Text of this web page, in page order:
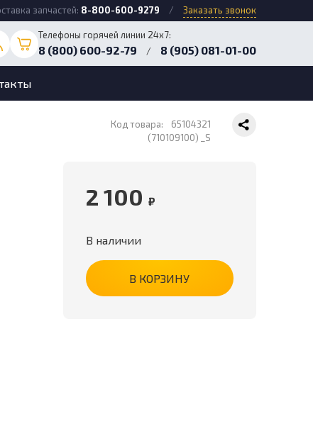
запчастей: 8-800-600-9279 / Заказать звонок
Телефоны горячей линии 24х7:
8 (800) 600-92-79 / 8 (905) 081-01-00
Код товара:
65104321
(710109100) _S
2 100 ₽
В наличии
В КОРЗИНУ